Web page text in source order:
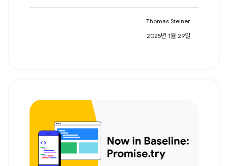
Thomas Steiner
2025년 1월 29일